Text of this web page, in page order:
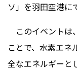
ソ」を羽田空港に
このイベントは
ことで、水素エネ
全なエネルギーと